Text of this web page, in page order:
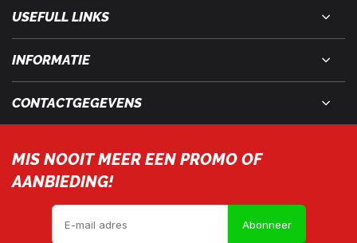
USEFULL LINKS
INFORMATIE
CONTACTGEGEVENS
MIS NOOIT MEER EEN PROMO OF
AANBIEDING!
Abonneer